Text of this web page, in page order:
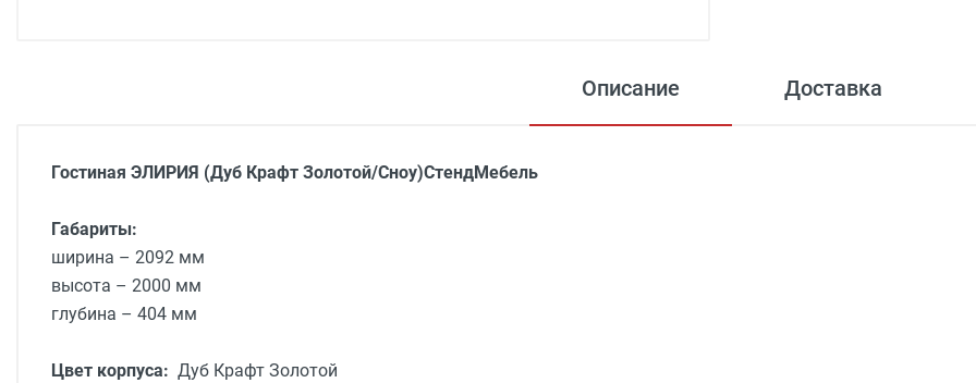
Описание Доставка
Гостиная ЭЛИРИЯ (Дуб Крафт Золотой/Сноу)СтендМебель
Габариты:
ширина – 2092 мм
высота – 2000 мм
глубина – 404 мм
Цвет корпуса: Дуб Крафт Золотой